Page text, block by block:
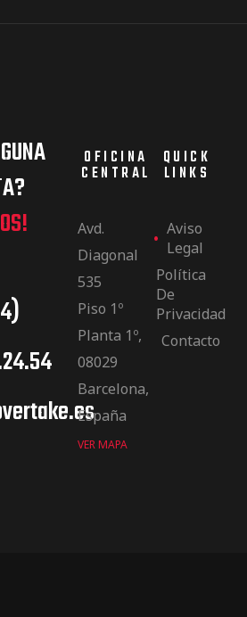
OFICINA
CENTRAL
Avd.
Diagonal
535
Piso 1º
Planta 1º,
08029
Barcelona,
España
VER MAPA
QUICK
LINKS
Aviso
Legal
Política
De
Privacidad
Contacto